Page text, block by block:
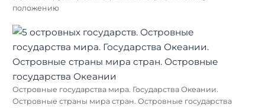
положению
Островные государства мира. Государства Океании.
Островные страны мира стран. Островные государства